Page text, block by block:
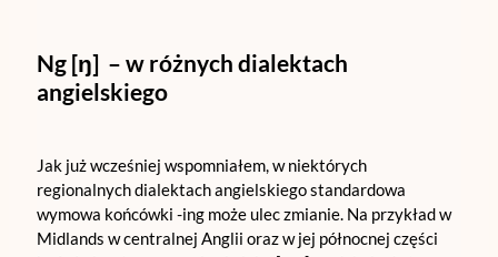
Ng [ŋ] – w różnych dialektach
angielskiego
Jak już wcześniej wspomniałem, w niektórych
regionalnych dialektach angielskiego standardowa
wymowa końcówki -ing może ulec zmianie. Na przykład w
Midlands w centralnej Anglii oraz w jej północnej części